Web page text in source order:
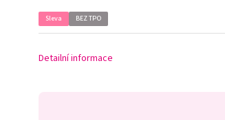
Sleva BEZ TPO
Detailní informace